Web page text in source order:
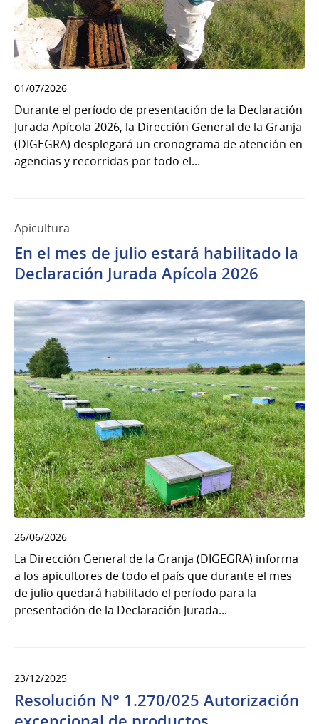
01/07/2026
Durante el período de presentación de la Declaración
Jurada Apícola 2026, la Dirección General de la Granja
(DIGEGRA) desplegará un cronograma de atención en
agencias y recorridas por todo el...
Apicultura
En el mes de julio estará habilitado la
Declaración Jurada Apícola 2026
26/06/2026
La Dirección General de la Granja (DIGEGRA) informa
a los apicultores de todo el país que durante el mes
de julio quedará habilitado el período para la
presentación de la Declaración Jurada...
23/12/2025
Resolución N° 1.270/025 Autorización